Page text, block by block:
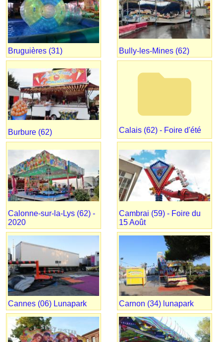
Bruguières (31) Bully-les-Mines (62)
Burbure (62)
folder
Calais (62) - Foire d'été
Calonne-sur-la-Lys (62) -
2020
Cambrai (59) - Foire du
15 Août
Cannes (06) Lunapark Carnon (34) lunapark